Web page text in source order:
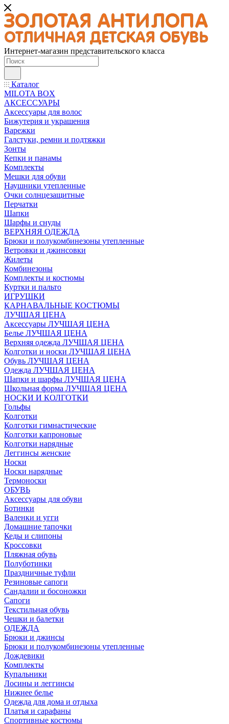
Интернет-магазин представительского класса
Каталог
MILOTA BOX
АКСЕССУАРЫ
Аксессуары для волос
Бижутерия и украшения
Варежки
Галстуки, ремни и подтяжки
Зонты
Кепки и панамы
Комплекты
Мешки для обуви
Наушники утепленные
Очки солнцезащитные
Перчатки
Шапки
Шарфы и снуды
ВЕРХНЯЯ ОДЕЖДА
Брюки и полукомбинезоны утепленные
Ветровки и джинсовки
Жилеты
Комбинезоны
Комплекты и костюмы
Куртки и пальто
ИГРУШКИ
КАРНАВАЛЬНЫЕ КОСТЮМЫ
ЛУЧШАЯ ЦЕНА
Аксессуары ЛУЧШАЯ ЦЕНА
Белье ЛУЧШАЯ ЦЕНА
Верхняя одежда ЛУЧШАЯ ЦЕНА
Колготки и носки ЛУЧШАЯ ЦЕНА
Обувь ЛУЧШАЯ ЦЕНА
Одежда ЛУЧШАЯ ЦЕНА
Шапки и шарфы ЛУЧШАЯ ЦЕНА
Школьная форма ЛУЧШАЯ ЦЕНА
НОСКИ И КОЛГОТКИ
Гольфы
Колготки
Колготки гимнастические
Колготки капроновые
Колготки нарядные
Леггинсы женские
Носки
Носки нарядные
Термоноски
ОБУВЬ
Аксессуары для обуви
Ботинки
Валенки и угги
Домашние тапочки
Кеды и слипоны
Кроссовки
Пляжная обувь
Полуботинки
Праздничные туфли
Резиновые сапоги
Сандалии и босоножки
Сапоги
Текстильная обувь
Чешки и балетки
ОДЕЖДА
Брюки и джинсы
Брюки и полукомбинезоны утепленные
Дождевики
Комплекты
Купальники
Лосины и леггинсы
Нижнее белье
Одежда для дома и отдыха
Платья и сарафаны
Спортивные костюмы